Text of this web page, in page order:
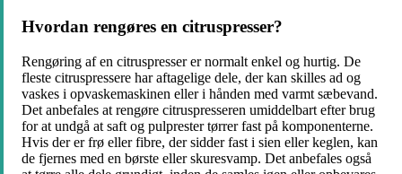
Hvordan rengøres en citruspresser?
Rengøring af en citruspresser er normalt enkel og hurtig. De
fleste citruspressere har aftagelige dele, der kan skilles ad og
vaskes i opvaskemaskinen eller i hånden med varmt sæbevand.
Det anbefales at rengøre citruspresseren umiddelbart efter brug
for at undgå at saft og pulprester tørrer fast på komponenterne.
Hvis der er frø eller fibre, der sidder fast i sien eller keglen, kan
de fjernes med en børste eller skuresvamp. Det anbefales også